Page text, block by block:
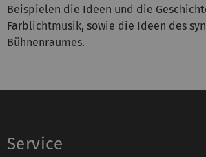
Beispielen die Ideen und die
Farblichtmusik, sowie die Ideen des
Bühnenraumes.
Service